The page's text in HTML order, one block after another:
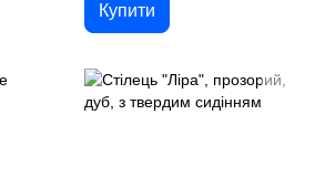
Купити